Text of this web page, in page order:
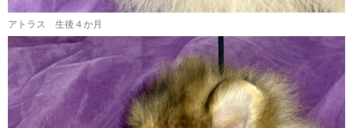
アトラス 生後４か月